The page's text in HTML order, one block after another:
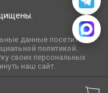
данные посетителей
политикой.
своих персональных
наш сайт.